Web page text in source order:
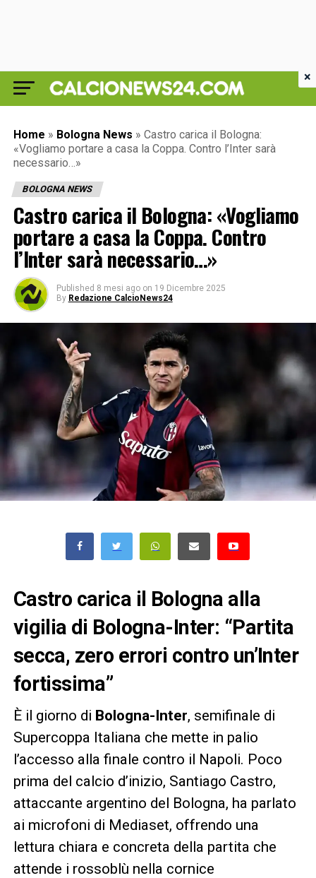
Home » Bologna News » Castro carica il Bologna:
«Vogliamo portare a casa la Coppa. Contro l’Inter sarà
necessario…»
BOLOGNA NEWS
Castro carica il Bologna: «Vogliamo
portare a casa la Coppa. Contro
l’Inter sarà necessario…»
Published 8 mesi ago on 19 Dicembre 2025
By Redazione CalcioNews24
Castro carica il Bologna alla
vigilia di Bologna-Inter: “Partita
secca, zero errori contro un’Inter
fortissima”
È il giorno di Bologna-Inter, semifinale di
Supercoppa Italiana che mette in palio
l’accesso alla finale contro il Napoli. Poco
prima del calcio d’inizio, Santiago Castro,
attaccante argentino del Bologna, ha parlato
ai microfoni di Mediaset, offrendo una
lettura chiara e concreta della partita che
attende i rossoblù nella cornice
×